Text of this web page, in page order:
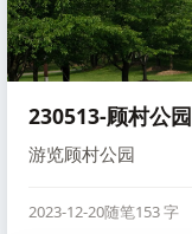
230513-顾村公园
游览顾村公园
2023-12-20随笔153 字